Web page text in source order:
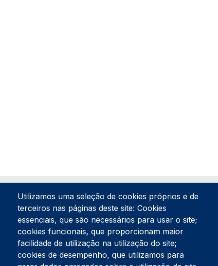
Tel:234 390 100 Fax:234 390 100
Utilizamos uma seleção de cookies próprios e de
terceiros nas páginas deste site: Cookies
essenciais, que são necessários para usar o site;
cookies funcionais, que proporcionam maior
facilidade de utilização na utilização do site;
cookies de desempenho, que utilizamos para